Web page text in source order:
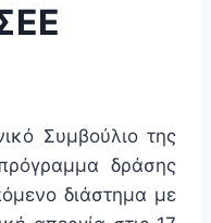
Συμβούλιο της
δράσης
διάστημα με